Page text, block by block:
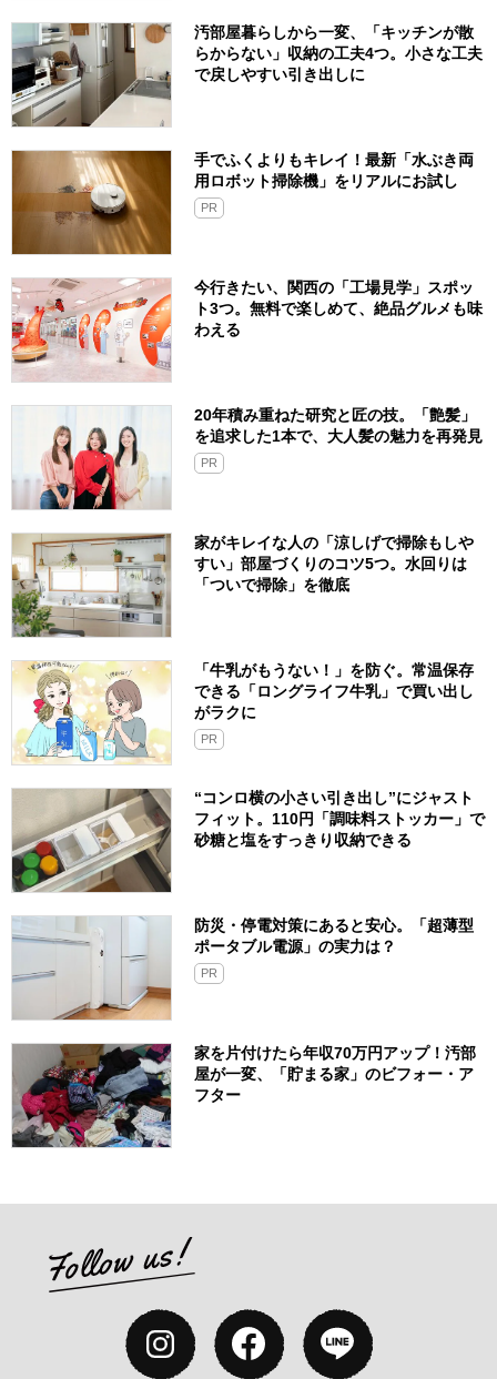
汚部屋暮らしから一変、「キッチンが散
らからない」収納の工夫4つ。小さな工夫
で戻しやすい引き出しに
手でふくよりもキレイ！最新「水ぶき両
用ロボット掃除機」をリアルにお試し
PR
今行きたい、関西の「工場見学」スポッ
ト3つ。無料で楽しめて、絶品グルメも味
わえる
20年積み重ねた研究と匠の技。「艶髪」
を追求した1本で、大人髪の魅力を再発見
PR
家がキレイな人の「涼しげで掃除もしや
すい」部屋づくりのコツ5つ。水回りは
「ついで掃除」を徹底
「牛乳がもうない！」を防ぐ。常温保存
できる「ロングライフ牛乳」で買い出し
がラクに
PR
“コンロ横の小さい引き出し”にジャスト
フィット。110円「調味料ストッカー」で
砂糖と塩をすっきり収納できる
防災・停電対策にあると安心。「超薄型
ポータブル電源」の実力は？​
PR
家を片付けたら年収70万円アップ！汚部
屋が一変、「貯まる家」のビフォー・ア
フター